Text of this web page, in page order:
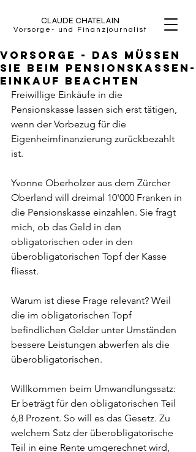
CLAUDE CHATELAIN
Vorsorge- und Finanzjournalist
Vorsorge - Das müssen
Sie beim Pensionskassen-
Einkauf beachten
Freiwillige Einkäufe in die
Pensionskasse lassen sich erst tätigen,
wenn der Vorbezug für die
Eigenheimfinanzierung zurückbezahlt
ist.
Yvonne Oberholzer aus dem Zürcher
Oberland will dreimal 10'000 Franken in
die Pensionskasse einzahlen. Sie fragt
mich, ob das Geld in den
obligatorischen oder in den
überobligatorischen Topf der Kasse
fliesst.
Warum ist diese Frage relevant? Weil
die im obligatorischen Topf
befindlichen Gelder unter Umständen
bessere Leistungen abwerfen als die
überobligatorischen.
Willkommen beim Umwandlungssatz:
Er beträgt für den obligatorischen Teil
6,8 Prozent. So will es das Gesetz. Zu
welchem Satz der überobligatorische
Teil in eine Rente umgerechnet wird,